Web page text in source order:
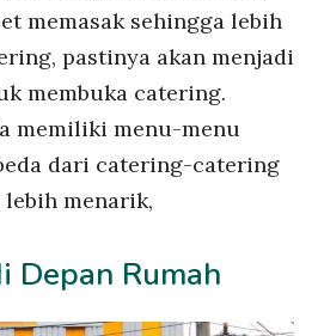
memasak sehingga lebih
pastinya akan menjadi
membuka catering.
memiliki menu-menu
dari catering-catering
menarik,
Depan Rumah